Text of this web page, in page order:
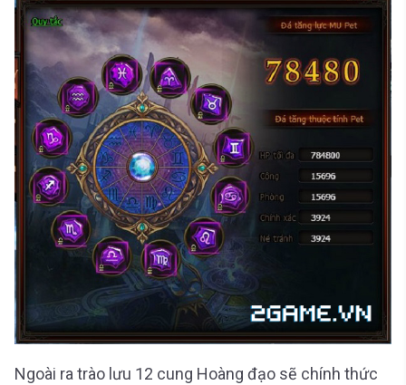
Ngoài ra trào lưu 12 cung Hoàng đạo sẽ chính thức